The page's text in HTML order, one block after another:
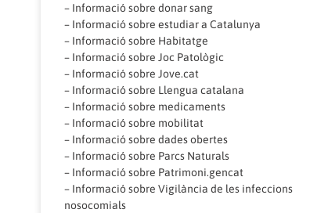
– Informació sobre donar sang
– Informació sobre estudiar a Catalunya
– Informació sobre Habitatge
– Informació sobre Joc Patològic
– Informació sobre Jove.cat
– Informació sobre Llengua catalana
– Informació sobre medicaments
– Informació sobre mobilitat
– Informació sobre dades obertes
– Informació sobre Parcs Naturals
– Informació sobre Patrimoni.gencat
– Informació sobre Vigilància de les infeccions
nosocomials